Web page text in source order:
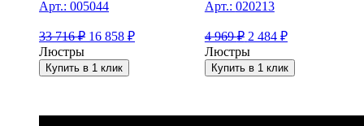
Арт.: 005044
33 716₽ 16 858 ₽
Люстры
Купить в 1 клик
Арт.: 020213
4 969₽ 2 484 ₽
Люстры
Купить в 1 клик